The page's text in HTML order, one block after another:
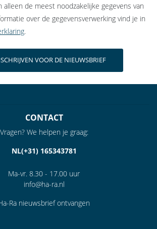
alleen de meest noodzakelijke gegevens van
over de gegevensverwerking vind je in
.
CONTACT
Vragen? We helpen je graag:
NL(+31) 165343781
Ma-vr. 8.30 - 17.00 uur
info@ha-ra.nl
Ra nieuwsbrief ontvangen